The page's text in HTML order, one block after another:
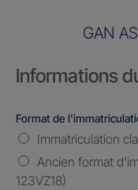
GAN
Informations
Format de
Immatriculation
Ancien format
123VZ18)